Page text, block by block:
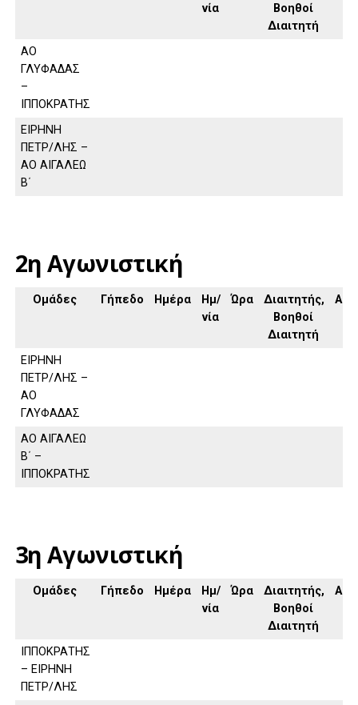
νία
Βοηθοί
Διαιτητή
ΑΟ
ΓΛΥΦΑΔΑΣ
–
ΙΠΠΟΚΡΑΤΗΣ
ΕΙΡΗΝΗ
ΠΕΤΡ/ΛΗΣ –
ΑΟ ΑΙΓΑΛΕΩ
Β΄
2η Αγωνιστική
Ομάδες Γήπεδο Ημέρα
Ημ/
νία
Ώρα
Διαιτητής,
Βοηθοί
Διαιτητή
ΕΙΡΗΝΗ
ΠΕΤΡ/ΛΗΣ –
ΑΟ
ΓΛΥΦΑΔΑΣ
ΑΟ ΑΙΓΑΛΕΩ
Β΄ –
ΙΠΠΟΚΡΑΤΗΣ
3η Αγωνιστική
Ομάδες Γήπεδο Ημέρα
Ημ/
νία
Ώρα
Διαιτητής,
Βοηθοί
Διαιτητή
ΙΠΠΟΚΡΑΤΗΣ
– ΕΙΡΗΝΗ
ΠΕΤΡ/ΛΗΣ